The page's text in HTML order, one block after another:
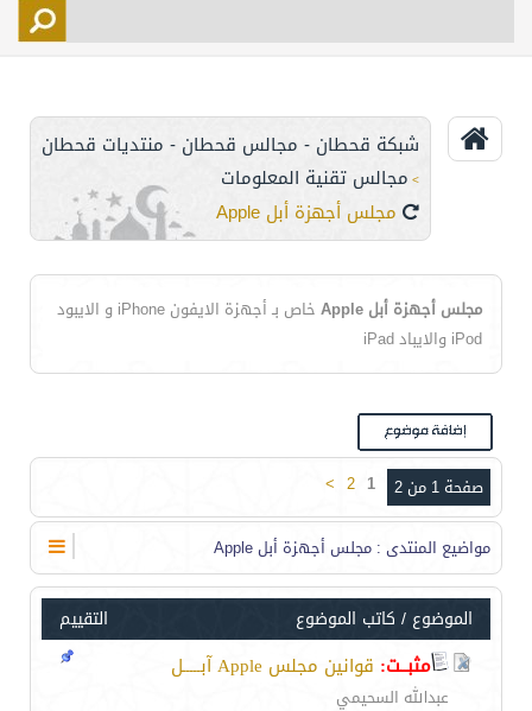
التحكم
شبكة قحطان - مجالس قحطان - منتديات قحطان
> مجالس تقنية المعلومات
مجلس أجهزة أبل Apple
مجلس أجهزة أبل Apple
خاص بـ أجهزة الايفون iPhone و الايبود
iPod والايباد iPad
صفحة 1 من 2 1
2
>
مواضيع المنتدى : مجلس أجهزة أبل Apple
التقييم الموضوع / كاتب الموضوع
مثبــت: قوانين مجلس Apple آبـــــل
عبدالله السحيمي